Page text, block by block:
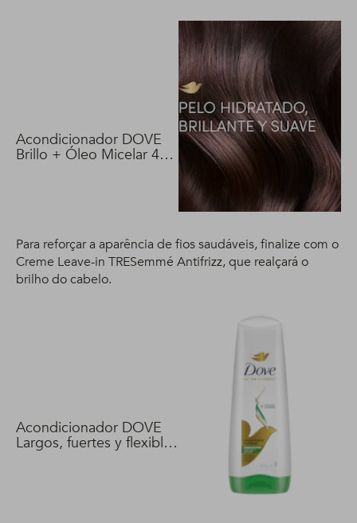
Acondicionador DOVE
Brillo + Óleo Micelar 400
Para reforçar a aparência de fios saudáveis, finalize com o
Creme Leave-in TRESemmé Antifrizz, que realçará o
brilho do cabelo.
Acondicionador DOVE
Largos, fuertes y flexibles